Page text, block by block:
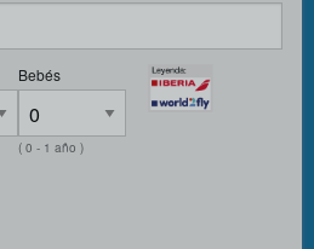
Bebés
( 0 - 1 año )